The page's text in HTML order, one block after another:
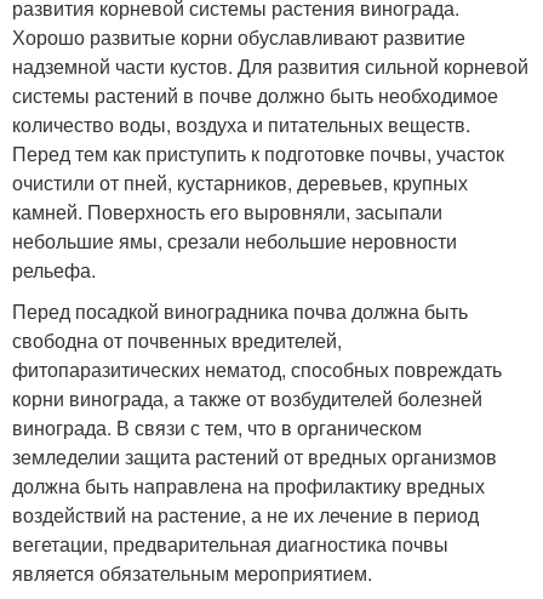
развития корневой системы растения винограда.
Хорошо развитые корни обуславливают развитие
надземной части кустов. Для развития сильной корневой
системы растений в почве должно быть необходимое
количество воды, воздуха и питательных веществ.
Перед тем как приступить к подготовке почвы, участок
очистили от пней, кустарников, деревьев, крупных
камней. Поверхность его выровняли, засыпали
небольшие ямы, срезали небольшие неровности
рельефа.
Перед посадкой виноградника почва должна быть
свободна от почвенных вредителей,
фитопаразитических нематод, способных повреждать
корни винограда, а также от возбудителей болезней
винограда. В связи с тем, что в органическом
земледелии защита растений от вредных организмов
должна быть направлена на профилактику вредных
воздействий на растение, а не их лечение в период
вегетации, предварительная диагностика почвы
является обязательным мероприятием.